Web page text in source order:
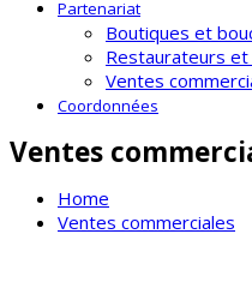
Partenariat
Boutiques et
Restaurateurs
Ventes
Coordonnées
Ventes
Home
Ventes commerciales